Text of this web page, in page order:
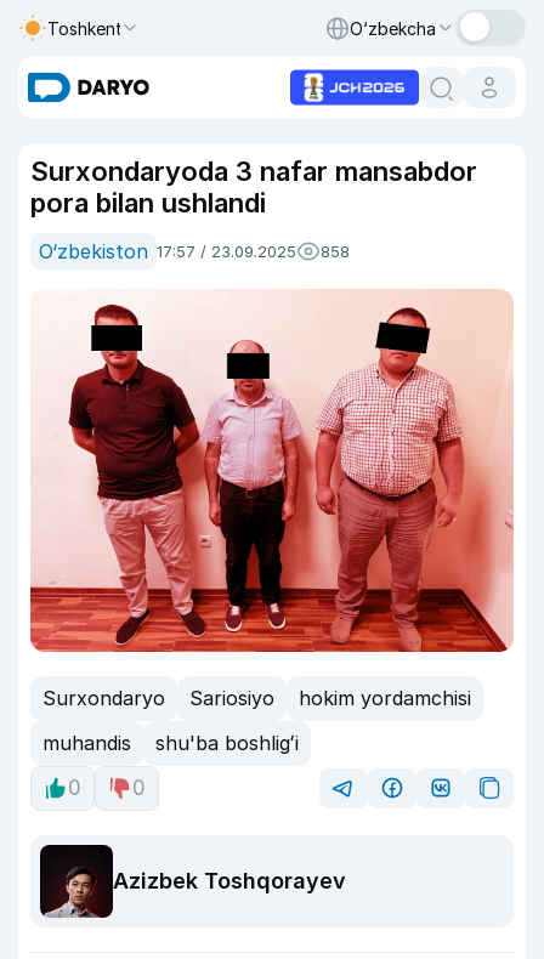
Toshkent O‘zbekcha
Surxondaryoda 3 nafar mansabdor
pora bilan ushlandi
O‘zbekiston 17:57 / 23.09.2025 858
Surxondaryo Sariosiyo
hokim yordamchisi
muhandis
shu'ba boshligʻi
0
0
Azizbek Toshqorayev